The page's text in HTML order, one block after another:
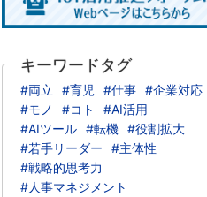
キーワードタグ
#両立 #育児 #仕事 #企業対応
#モノ
#コト
#AI活用
#AIツール #転機 #役割拡大
#若手リーダー
#主体性
#戦略的思考力
#人事マネジメント